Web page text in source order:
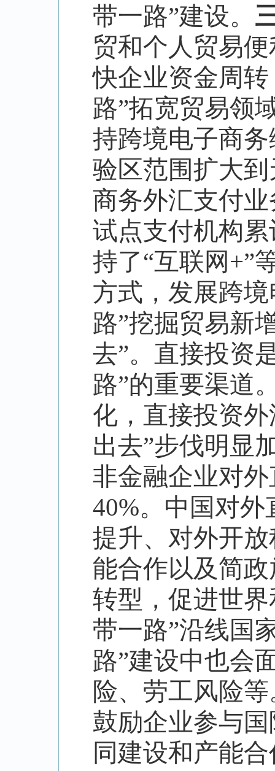
带一路”建设。
贸和个人贸易
快企业资金周
路”拓宽贸易领
持跨境电子商
验区范围扩大
商务外汇支付
试点支付机构
持了“互联网+”
方式，发展跨
路”挖掘贸易新
去”。直接投资
路”的重要渠道
化，直接投资
出去”步伐明显
非金融企业对
40%。中国对
提升、对外开
能合作以及简
转型，促进世
带一路”沿线国
路”建设中也会
险、劳工风险
鼓励企业参与
同建设和产能